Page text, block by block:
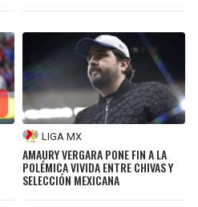
LIGA MX
AMAURY VERGARA PONE FIN A LA
POLÉMICA VIVIDA ENTRE CHIVAS Y
SELECCIÓN MEXICANA